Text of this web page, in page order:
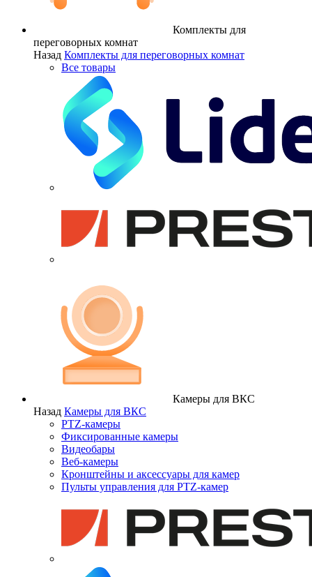
Комплекты для
переговорных комнат
Назад Комплекты для переговорных комнат
Все товары
Камеры для ВКС
Назад Камеры для ВКС
PTZ-камеры
Фиксированные камеры
Видеобары
Веб-камеры
Кронштейны и аксессуары для камер
Пульты управления для PTZ-камер